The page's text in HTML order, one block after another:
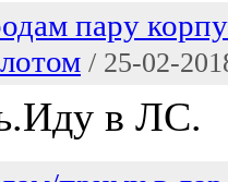
пару
/ 25-02-
в ЛС.